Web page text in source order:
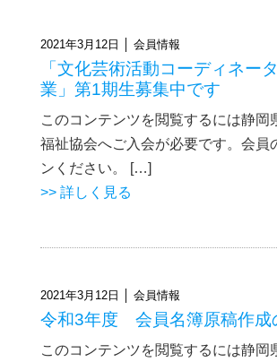
2021年3月12日 │ 会員情報
「文化芸術活動コーディネー
業」第1期生募集中です
このコンテンツを閲覧するには静岡
福祉協会へご入会が必要です。会員
ンください。 […]
>> 詳しく見る
2021年3月12日 │ 会員情報
令和3年度 会員名簿原稿作成
このコンテンツを閲覧するには静岡